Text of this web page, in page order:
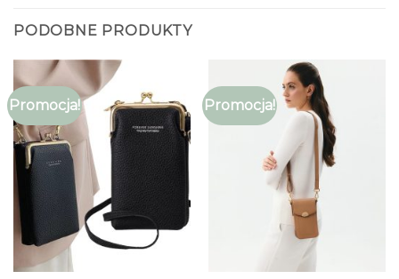
PODOBNE PRODUKTY
Promocja! Promocja!